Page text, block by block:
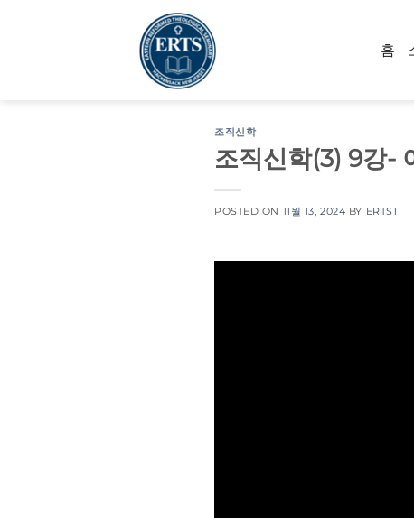
홈
조직신학
조직신학(3) 9강-
POSTED ON 11월 13, 2024 BY ERTS1